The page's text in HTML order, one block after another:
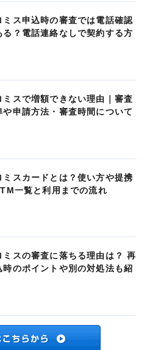
ミス申込時の審査では電話確認
る？電話連絡なしで契約する方
ミスで増額できない理由｜審査
や申請方法・審査時間について
ミスカードとは？使い方や提携
一覧と利用までの流れ
ミスの審査に落ちる理由は？ 再
時のポイントや別の対処法も紹